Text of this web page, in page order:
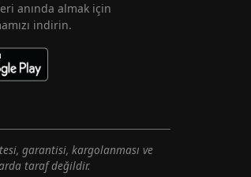
anında almak için
indirin.
garantisi, kargolanması ve
taraf değildir.